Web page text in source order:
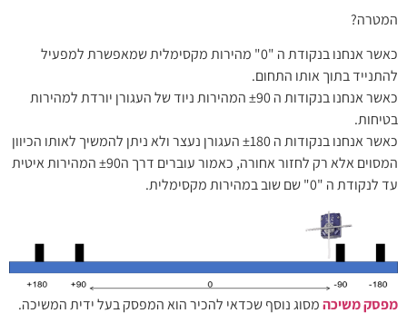
המטרה?
כאשר אנחנו בנקודת ה "0" מהירות מקסימלית שמאפשרת למפעיל
להתנייד בתוך אותו התחום.
כאשר אנחנו בנקודות ה ±90 המהירות ניוד של העגורן יורדת למהירות
בטיחות.
כאשר אנחנו בנקודות ה ±180 העגורן נעצר ולא ניתן להמשיך לאותו הכיוון
המסוים אלא רק לחזור אחורה, כאמור עוברים דרך ה±90 המהירות איטית
עד לנקודת ה "0" שם שוב במהירות מקסימלית.
מפסק משיכהמסוג נוסף שכדאי להכיר הוא המפסק בעל ידית המשיכה.